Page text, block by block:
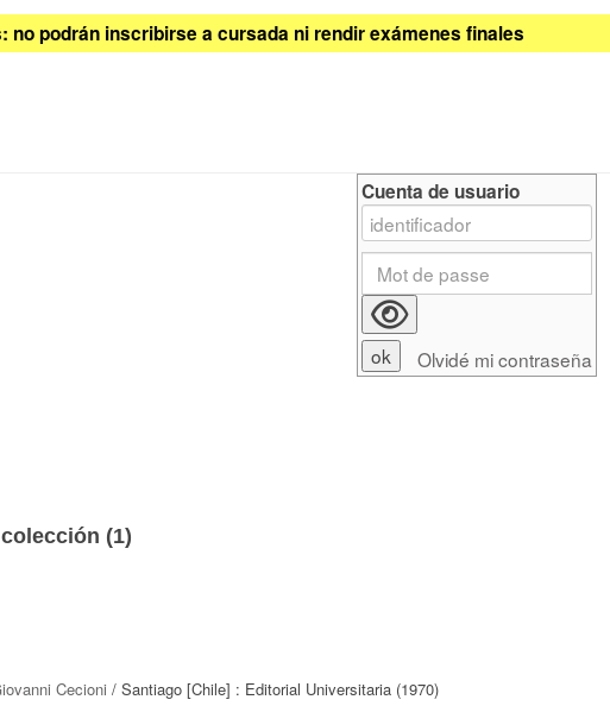
podrán inscribirse a cursada ni rendir exámenes finales
(1)
Cecioni / Santiago [Chile] : Editorial Universitaria (1970)
Cuenta de usuario
Olvidé mi contraseña